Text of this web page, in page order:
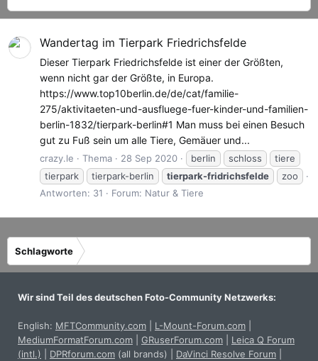
Wandertag im Tierpark Friedrichsfelde
Dieser Tierpark Friedrichsfelde ist einer der Größten,
wenn nicht gar der Größte, in Europa.
https://www.top10berlin.de/de/cat/familie-
275/aktivitaeten-und-ausfluege-fuer-kinder-und-familien-
berlin-1832/tierpark-berlin#1 Man muss bei einen Besuch
gut zu Fuß sein um alle Tiere, Gemäuer und...
crazy.le Thema 28 Sep 2020 berlin schloss
tiere
tierpark
tierpark-berlin tierpark-fridrichsfelde
zoo
Antworten: 31
Forum: Natur & Tiere
Schlagworte
Wir sind Teil des deutschen Foto-Community Netzwerks:
English: MFTCommunity.com L-Mount-Forum.com
MediumFormatForum.com
GRuserForum.com
Leica Q Forum
(intl.)
DPRforum.com (all brands) DaVinci Resolve Forum